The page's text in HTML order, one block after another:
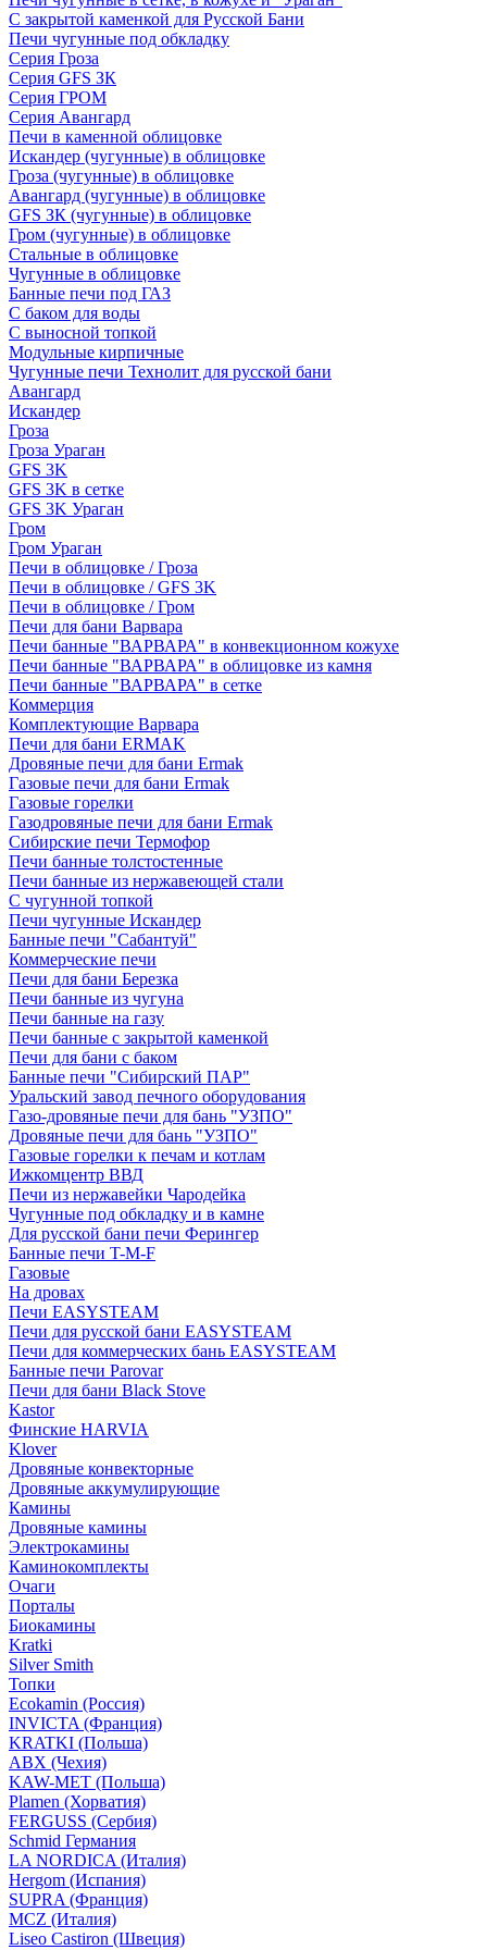
С закрытой каменкой для Русской Бани
Печи чугунные под обкладку
Серия Гроза
Серия GFS ЗК
Серия ГРОМ
Серия Авангард
Печи в каменной облицовке
Искандер (чугунные) в облицовке
Гроза (чугунные) в облицовке
Авангард (чугунные) в облицовке
GFS ЗК (чугунные) в облицовке
Гром (чугунные) в облицовке
Стальные в облицовке
Чугунные в облицовке
Банные печи под ГАЗ
С баком для воды
С выносной топкой
Модульные кирпичные
Чугунные печи Технолит для русской бани
Авангард
Искандер
Гроза
Гроза Ураган
GFS 3K
GFS 3K в сетке
GFS 3K Ураган
Гром
Гром Ураган
Печи в облицовке / Гроза
Печи в облицовке / GFS 3K
Печи в облицовке / Гром
Печи для бани Варвара
Печи банные "ВАРВАРА" в конвекционном кожухе
Печи банные "ВАРВАРА" в облицовке из камня
Печи банные "ВАРВАРА" в сетке
Коммерция
Комплектующие Варвара
Печи для бани ERMAK
Дровяные печи для бани Ermak
Газовые печи для бани Ermak
Газовые горелки
Газодровяные печи для бани Ermak
Сибирские печи Термофор
Печи банные толстостенные
Печи банные из нержавеющей стали
С чугунной топкой
Печи чугунные Искандер
Банные печи "Сабантуй"
Коммерческие печи
Печи для бани Березка
Печи банные из чугуна
Печи банные на газу
Печи банные с закрытой каменкой
Печи для бани с баком
Банные печи "Сибирский ПАР"
Уральский завод печного оборудования
Газо-дровяные печи для бань "УЗПО"
Дровяные печи для бань "УЗПО"
Газовые горелки к печам и котлам
Ижкомцентр ВВД
Печи из нержавейки Чародейка
Чугунные под обкладку и в камне
Для русской бани печи Ферингер
Банные печи T-M-F
Газовые
На дровах
Печи EASYSTEAM
Печи для русской бани EASYSTEAM
Печи для коммерческих бань EASYSTEAM
Банные печи Parovar
Печи для бани Black Stove
Kastor
Финские HARVIA
Klover
Дровяные конвекторные
Дровяные аккумулирующие
Камины
Дровяные камины
Электрокамины
Каминокомплекты
Очаги
Порталы
Биокамины
Kratki
Silver Smith
Топки
Ecokamin (Россия)
INVICTA (Франция)
KRATKI (Польша)
ABX (Чехия)
KAW-MET (Польша)
Plamen (Хорватия)
FERGUSS (Сербия)
Schmid Германия
LA NORDICA (Италия)
Hergom (Испания)
SUPRA (Франция)
MCZ (Италия)
Liseo Castiron (Швеция)